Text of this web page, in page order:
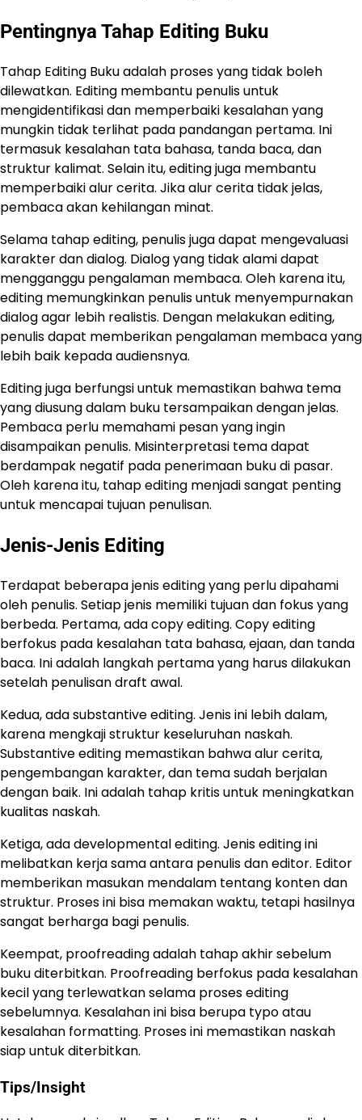
Pentingnya Tahap Editing Buku
Tahap Editing Buku adalah proses yang tidak boleh
dilewatkan. Editing membantu penulis untuk
mengidentifikasi dan memperbaiki kesalahan yang
mungkin tidak terlihat pada pandangan pertama. Ini
termasuk kesalahan tata bahasa, tanda baca, dan
struktur kalimat. Selain itu, editing juga membantu
memperbaiki alur cerita. Jika alur cerita tidak jelas,
pembaca akan kehilangan minat.
Selama tahap editing, penulis juga dapat mengevaluasi
karakter dan dialog. Dialog yang tidak alami dapat
mengganggu pengalaman membaca. Oleh karena itu,
editing memungkinkan penulis untuk menyempurnakan
dialog agar lebih realistis. Dengan melakukan editing,
penulis dapat memberikan pengalaman membaca yang
lebih baik kepada audiensnya.
Editing juga berfungsi untuk memastikan bahwa tema
yang diusung dalam buku tersampaikan dengan jelas.
Pembaca perlu memahami pesan yang ingin
disampaikan penulis. Misinterpretasi tema dapat
berdampak negatif pada penerimaan buku di pasar.
Oleh karena itu, tahap editing menjadi sangat penting
untuk mencapai tujuan penulisan.
Jenis-Jenis Editing
Terdapat beberapa jenis editing yang perlu dipahami
oleh penulis. Setiap jenis memiliki tujuan dan fokus yang
berbeda. Pertama, ada copy editing. Copy editing
berfokus pada kesalahan tata bahasa, ejaan, dan tanda
baca. Ini adalah langkah pertama yang harus dilakukan
setelah penulisan draft awal.
Kedua, ada substantive editing. Jenis ini lebih dalam,
karena mengkaji struktur keseluruhan naskah.
Substantive editing memastikan bahwa alur cerita,
pengembangan karakter, dan tema sudah berjalan
dengan baik. Ini adalah tahap kritis untuk meningkatkan
kualitas naskah.
Ketiga, ada developmental editing. Jenis editing ini
melibatkan kerja sama antara penulis dan editor. Editor
memberikan masukan mendalam tentang konten dan
struktur. Proses ini bisa memakan waktu, tetapi hasilnya
sangat berharga bagi penulis.
Keempat, proofreading adalah tahap akhir sebelum
buku diterbitkan. Proofreading berfokus pada kesalahan
kecil yang terlewatkan selama proses editing
sebelumnya. Kesalahan ini bisa berupa typo atau
kesalahan formatting. Proses ini memastikan naskah
siap untuk diterbitkan.
Tips/Insight